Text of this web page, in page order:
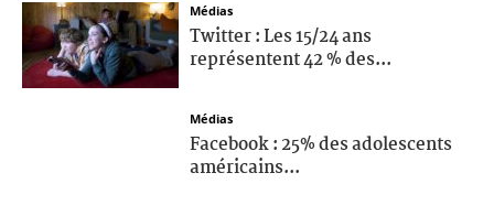
Médias
Twitter : Les 15/24 ans
représentent 42 % des...
Médias
Facebook : 25% des adolescents
américains...